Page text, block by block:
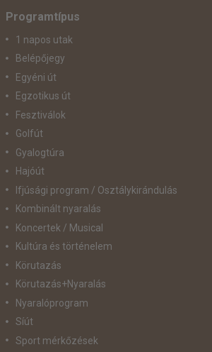
Programtípus
1 napos utak
Belépőjegy
Egyéni út
Egzotikus út
Fesztiválok
Golfút
Gyalogtúra
Hajóút
Ifjúsági program / Osztálykirándulás
Kombinált nyaralás
Koncertek / Musical
Kultúra és történelem
Körutazás
Körutazás+Nyaralás
Nyaralóprogram
Síút
Sport mérkőzések